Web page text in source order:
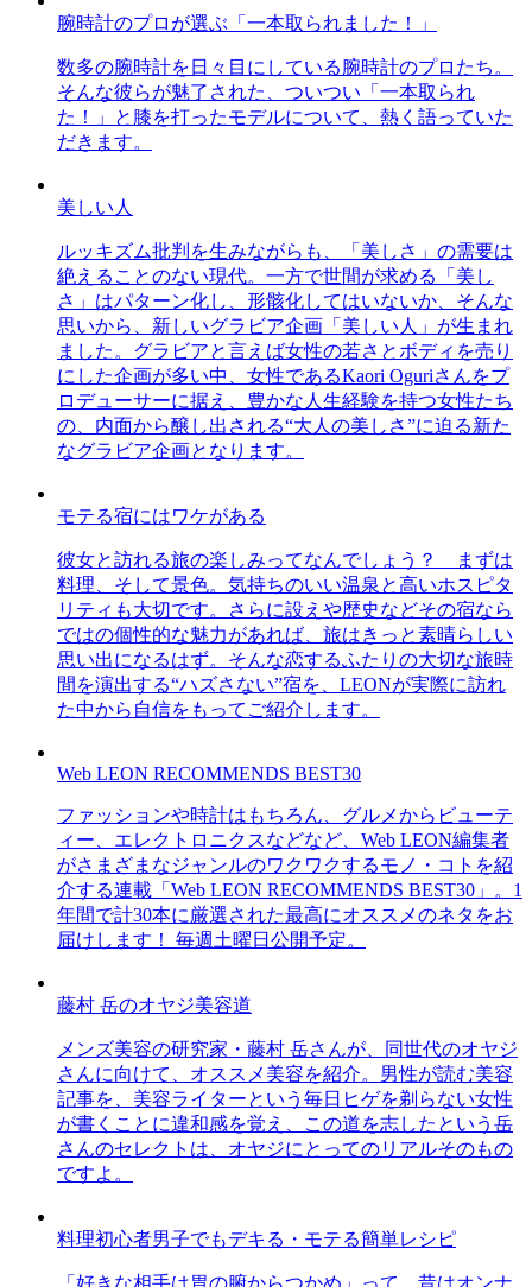
腕時計のプロが選ぶ「一本取られました！」
数多の腕時計を日々目にしている腕時計のプロたち。
そんな彼らが魅了された、ついつい「一本取られ
た！」と膝を打ったモデルについて、熱く語っていた
だきます。
美しい人
ルッキズム批判を生みながらも、「美しさ」の需要は
絶えることのない現代。一方で世間が求める「美し
さ」はパターン化し、形骸化してはいないか、そんな
思いから、新しいグラビア企画「美しい人」が生まれ
ました。グラビアと言えば女性の若さとボディを売り
にした企画が多い中、女性であるKaori Oguriさんをプ
ロデューサーに据え、豊かな人生経験を持つ女性たち
の、内面から醸し出される“大人の美しさ”に迫る新た
なグラビア企画となります。
モテる宿にはワケがある
彼女と訪れる旅の楽しみってなんでしょう？ まずは
料理、そして景色。気持ちのいい温泉と高いホスピタ
リティも大切です。さらに設えや歴史などその宿なら
ではの個性的な魅力があれば、旅はきっと素晴らしい
思い出になるはず。そんな恋するふたりの大切な旅時
間を演出する“ハズさない”宿を、LEONが実際に訪れ
た中から自信をもってご紹介します。
Web LEON RECOMMENDS BEST30
ファッションや時計はもちろん、グルメからビューテ
ィー、エレクトロニクスなどなど、Web LEON編集者
がさまざまなジャンルのワクワクするモノ・コトを紹
介する連載「Web LEON RECOMMENDS BEST30」。1
年間で計30本に厳選された最高にオススメのネタをお
届けします！ 毎週土曜日公開予定。
藤村 岳のオヤジ美容道
メンズ美容の研究家・藤村 岳さんが、同世代のオヤジ
さんに向けて、オススメ美容を紹介。男性が読む美容
記事を、美容ライターという毎日ヒゲを剃らない女性
が書くことに違和感を覚え、この道を志したという岳
さんのセレクトは、オヤジにとってのリアルそのもの
ですよ。
料理初心者男子でもデキる・モテる簡単レシピ
「好きな相手は胃の腑からつかめ」って、昔はオンナ